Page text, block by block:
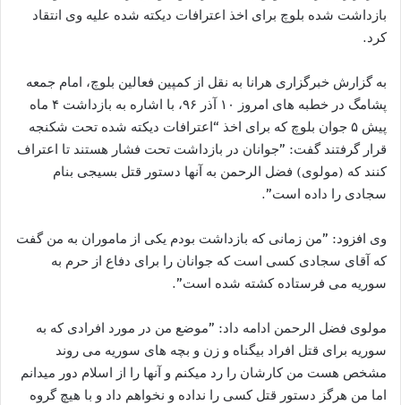
بازداشت شده بلوچ برای اخذ اعترافات دیکته شده علیه وی انتقاد
کرد.
به گزارش خبرگزاری هرانا به نقل از کمپین فعالین بلوچ، امام جمعه
پشامگ در خطبه های امروز ۱۰ آذر ۹۶، با اشاره به بازداشت ۴ ماه
پیش ۵ جوان بلوچ که برای اخذ “اعترافات دیکته شده تحت شکنجه
قرار گرفتند گفت: ”جوانان در بازداشت تحت فشار هستند تا اعتراف
کنند که (مولوی) فضل الرحمن به آنها دستور قتل بسیجی بنام
سجادی را داده است”.
وی افزود: ”من زمانی که بازداشت بودم یکی از ماموران به من گفت
که آقای سجادی کسی است که جوانان را برای دفاع از حرم به
سوریه می فرستاده کشته شده است”.
مولوی فضل الرحمن ادامه داد: ”موضع من در مورد افرادی که به
سوریه برای قتل افراد بیگناه و زن و بچه های سوریه می روند
مشخص هست من کارشان را رد میکنم و آنها را از اسلام دور میدانم
اما من هرگز دستور قتل کسی را نداده و نخواهم داد و با هیچ گروه